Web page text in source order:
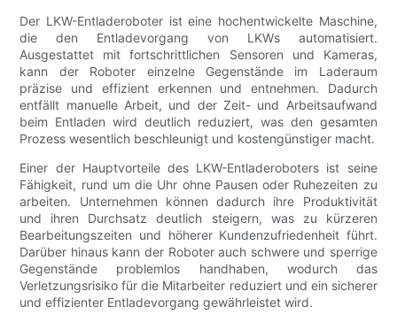
Der LKW-Entladeroboter ist eine hochentwickelte Maschine,
die den Entladevorgang von LKWs automatisiert.
Ausgestattet mit fortschrittlichen Sensoren und Kameras,
kann der Roboter einzelne Gegenstände im Laderaum
präzise und effizient erkennen und entnehmen. Dadurch
entfällt manuelle Arbeit, und der Zeit- und Arbeitsaufwand
beim Entladen wird deutlich reduziert, was den gesamten
Prozess wesentlich beschleunigt und kostengünstiger macht.
Einer der Hauptvorteile des LKW-Entladeroboters ist seine
Fähigkeit, rund um die Uhr ohne Pausen oder Ruhezeiten zu
arbeiten. Unternehmen können dadurch ihre Produktivität
und ihren Durchsatz deutlich steigern, was zu kürzeren
Bearbeitungszeiten und höherer Kundenzufriedenheit führt.
Darüber hinaus kann der Roboter auch schwere und sperrige
Gegenstände problemlos handhaben, wodurch das
Verletzungsrisiko für die Mitarbeiter reduziert und ein sicherer
und effizienter Entladevorgang gewährleistet wird.